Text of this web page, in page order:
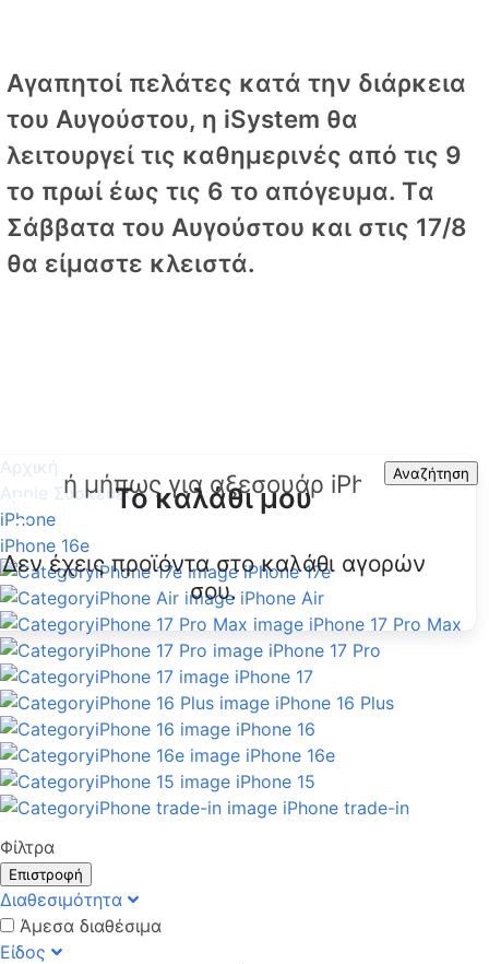
Αγαπητοί πελάτες κατά την διάρκεια
του Αυγούστου, η iSystem θα
λειτουργεί τις καθημερινές από τις 9
το πρωί έως τις 6 το απόγευμα. Tα
Σάββατα του Αυγούστου και στις 17/8
θα είμαστε κλειστά.
Αναζήτηση
Το καλάθι μου
Δεν έχεις προϊόντα στο καλάθι αγορών
σου.
Αρχική
Apple Συσκευές
iPhone
iPhone 16e
iPhone 17e
iPhone Air
iPhone 17 Pro Max
iPhone 17 Pro
iPhone 17
iPhone 16 Plus
iPhone 16
iPhone 16e
iPhone 15
iPhone trade-in
Φίλτρα
Επιστροφή
Διαθεσιμότητα
Άμεσα διαθέσιμα
Είδος